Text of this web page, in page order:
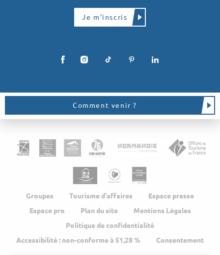
Je m'inscris
Comment venir ?
Groupes Tourisme d'affaires
Espace presse
Espace pro
Plan du site
Mentions Légales
Politique de confidentialité
Accessibilité : non-conforme à 51,28 %
Consentement